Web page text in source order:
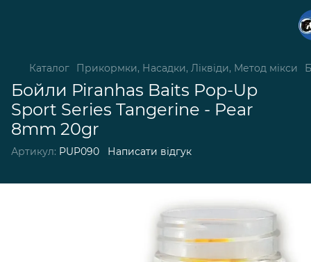
Каталог Прикормки, Насадки, Ліквіди, Метод мікси
Бойли Piranhas Baits Pop-Up
Sport Series Tangerine - Pear
8mm 20gr
Артикул: PUP090 Написати відгук